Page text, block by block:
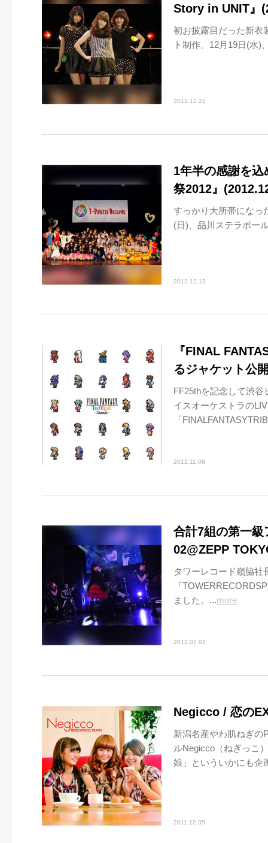
Story in UNIT』
初お披露目だった新衣
ト制作。12月19日(水)
2012.12.21
1年半の感謝を
祭2012』
すっかり大所帯になっ
(日)、品川ステラボー
2012.12.13
『FINAL
るジャケット公
FF25thを記念して渋
イスオーケストラの
「
2012.11.08
合計7組の第一
02@ZEPP
タワーレコード嶺脇社
『
ました。...more
2012.07.02
Negicco / 恋の
新潟名産やわ肌ねぎの
ルNegicco（ねぎっこ
娘」といういかにも企
2011.12.05